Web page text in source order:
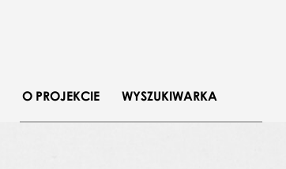
O PROJEKCIE WYSZUKIWARKA